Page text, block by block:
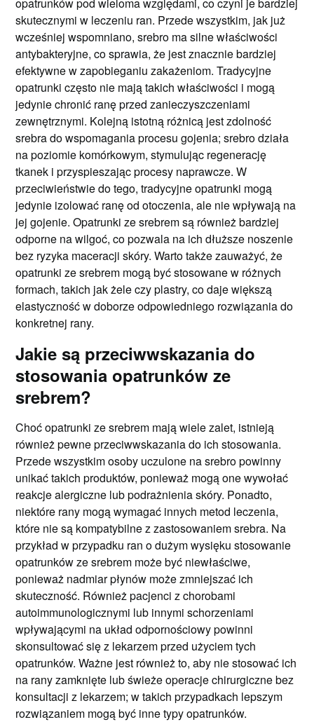
skutecznymi w leczeniu ran. Przede wszystkim, jak już
wcześniej wspomniano, srebro ma silne właściwości
antybakteryjne, co sprawia, że jest znacznie bardziej
efektywne w zapobieganiu zakażeniom. Tradycyjne
opatrunki często nie mają takich właściwości i mogą
jedynie chronić ranę przed zanieczyszczeniami
zewnętrznymi. Kolejną istotną różnicą jest zdolność
srebra do wspomagania procesu gojenia; srebro działa
na poziomie komórkowym, stymulując regenerację
tkanek i przyspieszając procesy naprawcze. W
przeciwieństwie do tego, tradycyjne opatrunki mogą
jedynie izolować ranę od otoczenia, ale nie wpływają na
jej gojenie. Opatrunki ze srebrem są również bardziej
odporne na wilgoć, co pozwala na ich dłuższe noszenie
bez ryzyka maceracji skóry. Warto także zauważyć, że
opatrunki ze srebrem mogą być stosowane w różnych
formach, takich jak żele czy plastry, co daje większą
elastyczność w doborze odpowiedniego rozwiązania do
konkretnej rany.
Jakie są przeciwwskazania do
stosowania opatrunków ze
srebrem?
Choć opatrunki ze srebrem mają wiele zalet, istnieją
również pewne przeciwwskazania do ich stosowania.
Przede wszystkim osoby uczulone na srebro powinny
unikać takich produktów, ponieważ mogą one wywołać
reakcje alergiczne lub podrażnienia skóry. Ponadto,
niektóre rany mogą wymagać innych metod leczenia,
które nie są kompatybilne z zastosowaniem srebra. Na
przykład w przypadku ran o dużym wysięku stosowanie
opatrunków ze srebrem może być niewłaściwe,
ponieważ nadmiar płynów może zmniejszać ich
skuteczność. Również pacjenci z chorobami
autoimmunologicznymi lub innymi schorzeniami
wpływającymi na układ odpornościowy powinni
skonsultować się z lekarzem przed użyciem tych
opatrunków. Ważne jest również to, aby nie stosować ich
na rany zamknięte lub świeże operacje chirurgiczne bez
konsultacji z lekarzem; w takich przypadkach lepszym
rozwiązaniem mogą być inne typy opatrunków.